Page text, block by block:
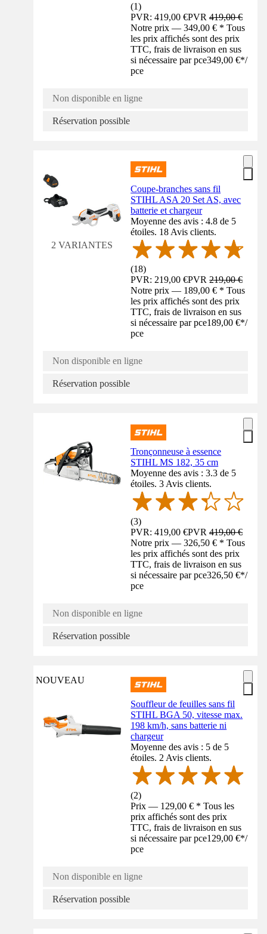
(1)
PVR: 419,00 €PVR419,00 €
Notre prix — 349,00 € * Tous
les prix affichés sont des prix
TTC, frais de livraison en sus
si nécessaire par pce349,00 €*/
pce
Non disponible en ligne
Réservation possible
2 VARIANTES
Coupe-branches sans fil
STIHL ASA 20 Set AS, avec
batterie et chargeur
Moyenne des avis : 4.8 de 5
étoiles. 18 Avis clients.
(18)
PVR: 219,00 €PVR219,00 €
Notre prix — 189,00 € * Tous
les prix affichés sont des prix
TTC, frais de livraison en sus
si nécessaire par pce189,00 €*/
pce
Non disponible en ligne
Réservation possible
Tronçonneuse à essence
STIHL MS 182, 35 cm
Moyenne des avis : 3.3 de 5
étoiles. 3 Avis clients.
(3)
PVR: 419,00 €PVR419,00 €
Notre prix — 326,50 € * Tous
les prix affichés sont des prix
TTC, frais de livraison en sus
si nécessaire par pce326,50 €*/
pce
Non disponible en ligne
Réservation possible
NOUVEAU
Souffleur de feuilles sans fil
STIHL BGA 50, vitesse max.
198 km/h, sans batterie ni
chargeur
Moyenne des avis : 5 de 5
étoiles. 2 Avis clients.
(2)
Prix — 129,00 € * Tous les
prix affichés sont des prix
TTC, frais de livraison en sus
si nécessaire par pce129,00 €*/
pce
Non disponible en ligne
Réservation possible